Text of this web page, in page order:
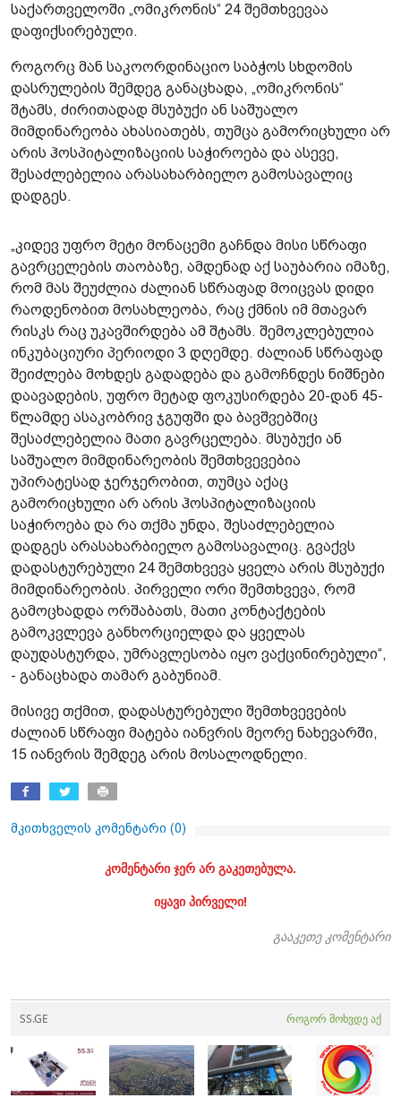
საქართველოში „ომიკრონის“ 24 შემთხვევაა
დაფიქსირებული.
როგორც მან საკოორდინაციო საბჭოს სხდომის
დასრულების შემდეგ განაცხადა, „ომიკრონის“
შტამს, ძირითადად მსუბუქი ან საშუალო
მიმდინარეობა ახასიათებს, თუმცა გამორიცხული არ
არის ჰოსპიტალიზაციის საჭიროება და ასევე,
შესაძლებელია არასახარბიელო გამოსავალიც
დადგეს.
„კიდევ უფრო მეტი მონაცემი გაჩნდა მისი სწრაფი
გავრცელების თაობაზე, ამდენად აქ საუბარია იმაზე,
რომ მას შეუძლია ძალიან სწრაფად მოიცვას დიდი
რაოდენობით მოსახლეობა, რაც ქმნის იმ მთავარ
რისკს რაც უკავშირდება ამ შტამს. შემოკლებულია
ინკუბაციური პერიოდი 3 დღემდე. ძალიან სწრაფად
შეიძლება მოხდეს გადადება და გამოჩნდეს ნიშნები
დაავადების, უფრო მეტად ფოკუსირდება 20-დან 45-
წლამდე ასაკობრივ ჯგუფში და ბავშვებშიც
შესაძლებელია მათი გავრცელება. მსუბუქი ან
საშუალო მიმდინარეობის შემთხვევებია
უპირატესად ჯერჯერობით, თუმცა აქაც
გამორიცხული არ არის ჰოსპიტალიზაციის
საჭიროება და რა თქმა უნდა, შესაძლებელია
დადგეს არასახარბიელო გამოსავალიც. გვაქვს
დადასტურებული 24 შემთხვევა ყველა არის მსუბუქი
მიმდინარეობის. პირველი ორი შემთხვევა, რომ
გამოცხადდა ორშაბათს, მათი კონტაქტების
გამოკვლევა განხორციელდა და ყველას
დაუდასტურდა, უმრავლესობა იყო ვაქცინირებული“,
- განაცხადა თამარ გაბუნიამ.
მისივე თქმით, დადასტურებული შემთხვევების
ძალიან სწრაფი მატება იანვრის მეორე ნახევარში,
15 იანვრის შემდეგ არის მოსალოდნელი.
მკითხველის კომენტარი (0)
კომენტარი ჯერ არ გაკეთებულა.
იყავი პირველი!
გააკეთე კომენტარი
SS.GE როგორ მოხვდე აქ